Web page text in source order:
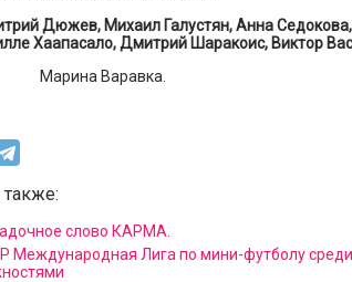
Дюжев, Михаил Галустян, Анна
Хаапасало, Дмитрий Шаракоис, Виктор
Варавка.
слово КАРМА.
Международная Лига по мини-футболу